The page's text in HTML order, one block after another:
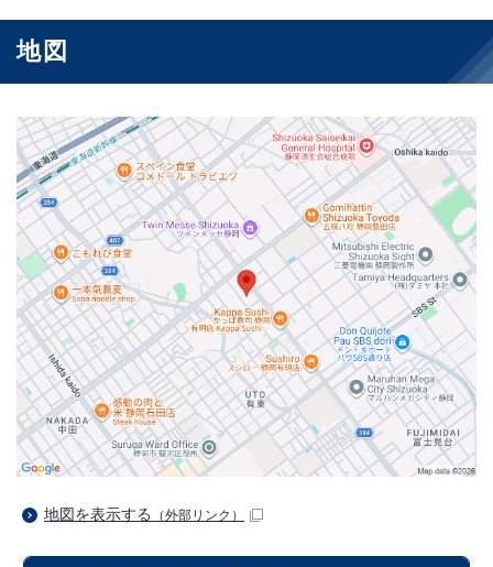
地図
地図を表示する （外部リンク）